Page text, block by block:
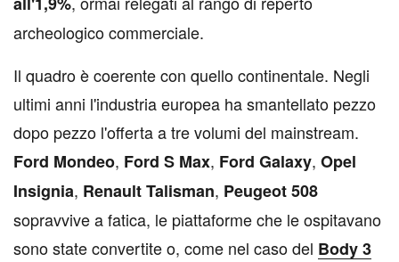
archeologico commerciale.
Il quadro è coerente con quello continentale. Negli
ultimi anni l'industria europea ha smantellato pezzo
dopo pezzo l'offerta a tre volumi del mainstream.
Ford Mondeo, Ford S Max, Ford Galaxy, Opel
Insignia, Renault Talisman, Peugeot 508
sopravvive a fatica, le piattaforme che le ospitavano
sono state convertite o, come nel caso del Body 3